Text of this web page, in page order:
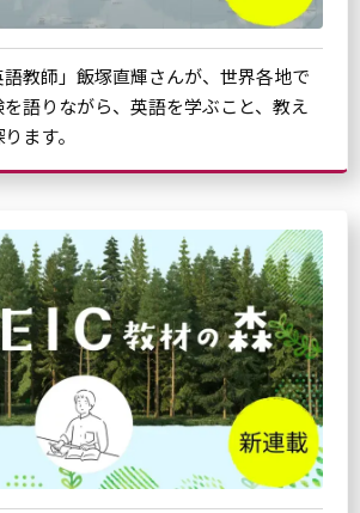
語教師」飯塚直輝さんが、世界各地で
語りながら、英語を学ぶこと、教え
ます。